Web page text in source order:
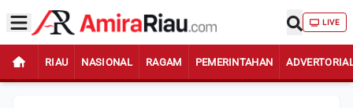
LIVE
RIAU NASIONAL RAGAM PEMERINTAHAN